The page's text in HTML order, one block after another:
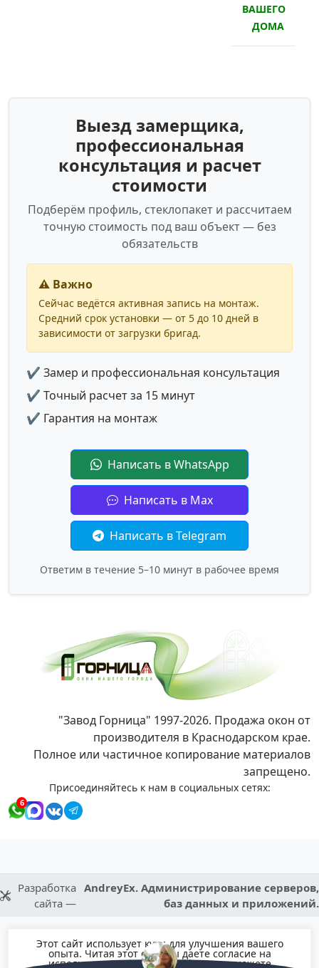
Этот сайт использует куки для улучшения вашего
опыта. Читая этот сайт вы даете согласие на
использование файлов Cookie, но вы можете
ВАШЕГО
ДОМА
Выезд замерщика,
профессиональная
консультация и расчет
стоимости
Подберём профиль, стеклопакет и рассчитаем
точную стоимость под ваш объект — без
обязательств
⚠️ Важно
Сейчас ведётся активная запись на монтаж.
Средний срок установки — от 5 до 10 дней в
зависимости от загрузки бригад.
✔ Замер и профессиональная консультация
✔ Точный расчет за 15 минут
✔ Гарантия на монтаж
Написать в WhatsApp
Написать в Max
Написать в Telegram
Ответим в течение 5–10 минут в рабочее время
"Завод Горница" 1997-2026. Продажа окон от
производителя в Краснодарском крае.
Полное или частичное копирование материалов
запрещено.
Присоединяйтесь к нам в социальных сетях:
6
Разработка
сайта —
AndreyEx. Администрирование серверов,
баз данных и приложений.